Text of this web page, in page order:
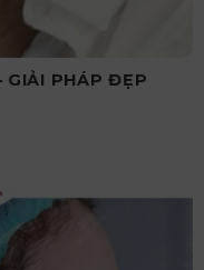
GIẢI PHÁP ĐẸP